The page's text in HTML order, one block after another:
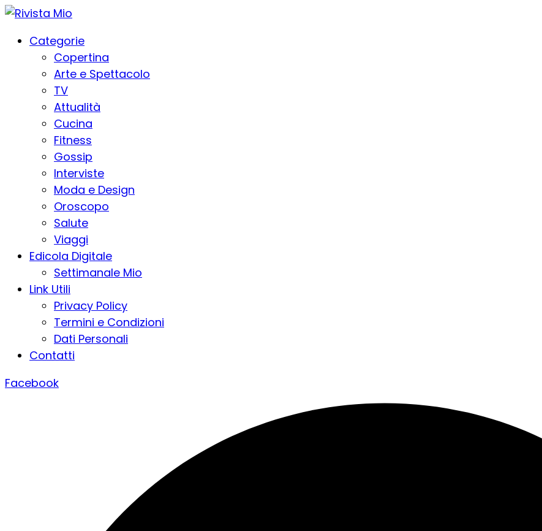
Categorie
Copertina
Arte e Spettacolo
TV
Attualità
Cucina
Fitness
Gossip
Interviste
Moda e Design
Oroscopo
Salute
Viaggi
Edicola Digitale
Settimanale Mio
Link Utili
Privacy Policy
Termini e Condizioni
Dati Personali
Contatti
Facebook